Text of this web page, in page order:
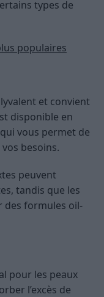
types de
populaires
et convient
disponible en
vous permet de
besoins.
peuvent
tandis que les
des formules oil-
pour les peaux
l’excès de